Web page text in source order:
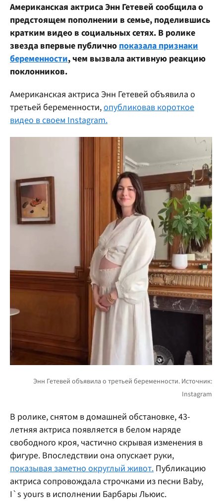
Американская актриса Энн Гетевей сообщила о
предстоящем пополнении в семье, поделившись
кратким видео в социальных сетях. В ролике
звезда впервые публично показала признаки
беременности, чем вызвала активную реакцию
поклонников.
Американская актриса Энн Гетевей объявила о
третьей беременности,опубликовав короткое
видео в своем Instagram.
В ролике, снятом в домашней обстановке, 43-
летняя актриса появляется в белом наряде
свободного кроя, частично скрывая изменения в
фигуре. Впоследствии она опускает руки,
показывая заметно округлый живот. Публикацию
актриса сопровождала строчками из песни Baby,
I`s yours в исполнении Барбары Льюис.